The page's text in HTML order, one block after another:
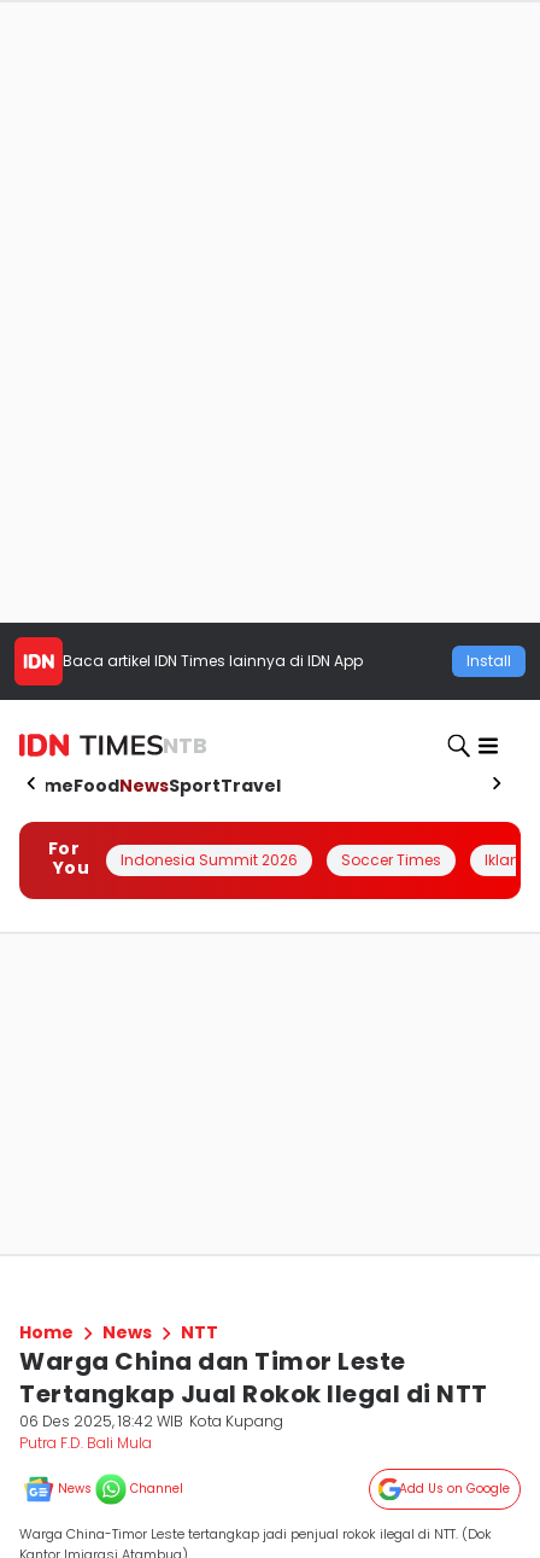
Baca artikel IDN Times lainnya di IDN App Install
NTB
HomeFoodNewsSportTravel
For
You
Indonesia Summit 2026 Soccer Times Iklanin
Home News NTT
Warga China dan Timor Leste
Tertangkap Jual Rokok Ilegal di NTT
06 Des 2025, 18:42 WIB Kota Kupang
Putra F.D. Bali Mula
News Channel Add Us on Google
Warga China-Timor Leste tertangkap jadi penjual rokok ilegal di NTT. (Dok